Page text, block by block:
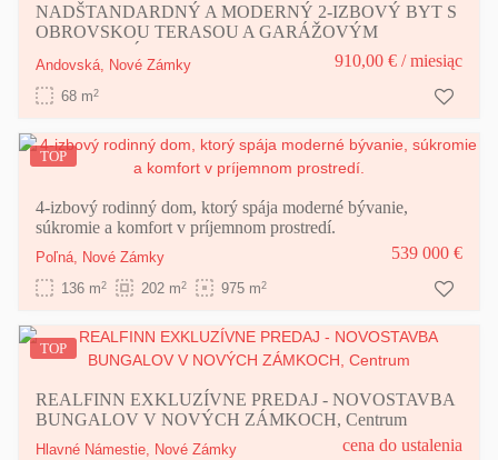
NADŠTANDARDNÝ A MODERNÝ 2-IZBOVÝ BYT S
OBROVSKOU TERASOU A GARÁŽOVÝM
Andovská, Nové Zámky
68 m2
910,00 € / miesiąc
TOP
4-izbový rodinný dom, ktorý spája moderné bývanie,
súkromie a komfort v príjemnom prostredí.
Poľná, Nové Zámky
136 m2 202 m2 975 m2
539 000 €
TOP
REALFINN EXKLUZÍVNE PREDAJ - NOVOSTAVBA
BUNGALOV V NOVÝCH ZÁMKOCH, Centrum
Hlavné Námestie, Nové Zámky
cena do ustalenia